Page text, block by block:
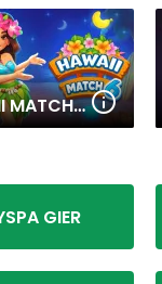
HAWAII MATCH 6
GIER